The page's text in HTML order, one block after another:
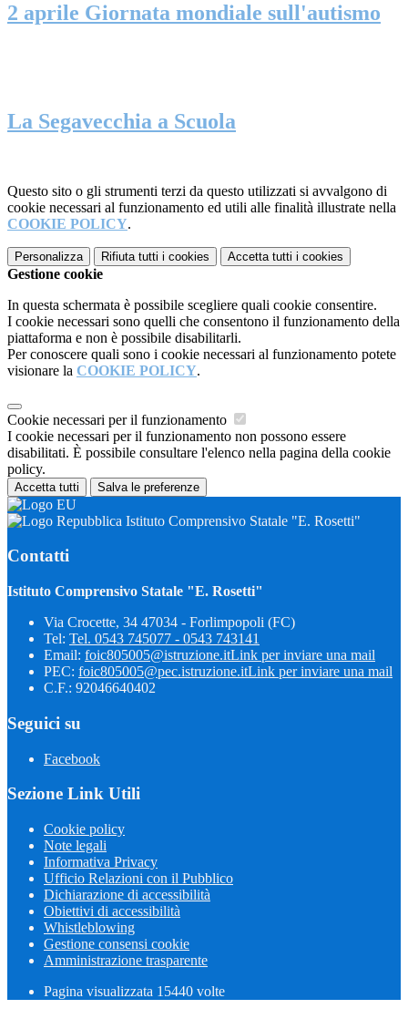
2 aprile Giornata mondiale​ sull'autismo
La Segavecchia a Scuola
Questo sito o gli strumenti terzi da questo utilizzati si avvalgono di
cookie necessari al funzionamento ed utili alle finalità illustrate nella
COOKIE POLICY.
Personalizza Rifiuta tutti i cookies Accetta tutti i cookies
Gestione cookie
In questa schermata è possibile scegliere quali cookie consentire.
I cookie necessari sono quelli che consentono il funzionamento della
piattaforma e non è possibile disabilitarli.
Per conoscere quali sono i cookie necessari al funzionamento potete
visionare la COOKIE POLICY.
Cookie necessari per il funzionamento
I cookie necessari per il funzionamento non possono essere
disabilitati. È possibile consultare l'elenco nella pagina della cookie
policy.
Accetta tutti Salva le preferenze
Istituto Comprensivo Statale "E. Rosetti"
Contatti
Istituto Comprensivo Statale "E. Rosetti"
Via Crocette, 34 47034 - Forlimpopoli (FC)
Tel: Tel. 0543 745077 - 0543 743141
Email: foic805005@istruzione.itLink per inviare una mail
PEC: foic805005@pec.istruzione.itLink per inviare una mail
C.F.: 92046640402
Seguici su
Facebook
Sezione Link Utili
Cookie policy
Note legali
Informativa Privacy
Ufficio Relazioni con il Pubblico
Dichiarazione di accessibilità
Obiettivi di accessibilità
Whistleblowing
Gestione consensi cookie
Amministrazione trasparente
Pagina visualizzata 15440 volte